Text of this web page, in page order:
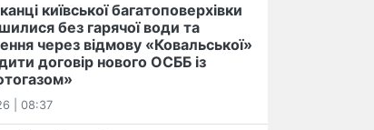
київської багатоповерхівки
без гарячої води та
через відмову «Ковальської»
договір нового ОСББ із
| 08:37